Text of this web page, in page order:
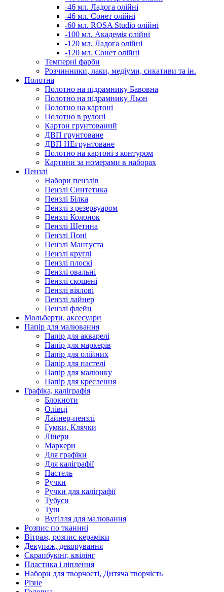
-46 мл. Ладога олійні
-46 мл. Сонет олійні
-60 мл. ROSA Studio олійні
-100 мл. Академія олійні
-120 мл. Ладога олійні
-120 мл. Сонет олійні
Темперні фарби
Розчинники, лаки, медіуми, сикативи та ін.
Полотна
Полотно на підрамнику Бавовна
Полотно на підрамнику Льон
Полотно на картоні
Полотно в рулоні
Картон грунтований
ДВП грунтоване
ДВП НЕгрунтоване
Полотно на картоні з контуром
Картини за номерами в наборах
Пензлі
Набори пензлів
Пензлі Синтетика
Пензлі Білка
Пензлі з резервуаром
Пензлі Колонок
Пензлі Щетина
Пензлі Поні
Пензлі Мангуста
Пензлі круглі
Пензлі плоскі
Пензлі овальні
Пензлі скошені
Пензлі віялові
Пензлі лайнер
Пензлі флейц
Мольберти, аксесуари
Папір для малювання
Папір для акварелі
Папір для маркерів
Папір для олійних
Папір для пастелі
Папір для малюнку
Папір для креслення
Графіка, каліграфія
Блокноти
Олівці
Лайнер-пензлі
Гумки, Клячки
Лінери
Маркери
Для графіки
Для каліграфії
Пастель
Ручки
Ручки для каліграфії
Тубуси
Туш
Вугілля для малювання
Розпис по тканині
Вітраж, розпис кераміки
Декупаж, декорування
Скрапбукінг, квілінг
Пластика і ліплення
Набори для творчості, Дитяча творчість
Різне